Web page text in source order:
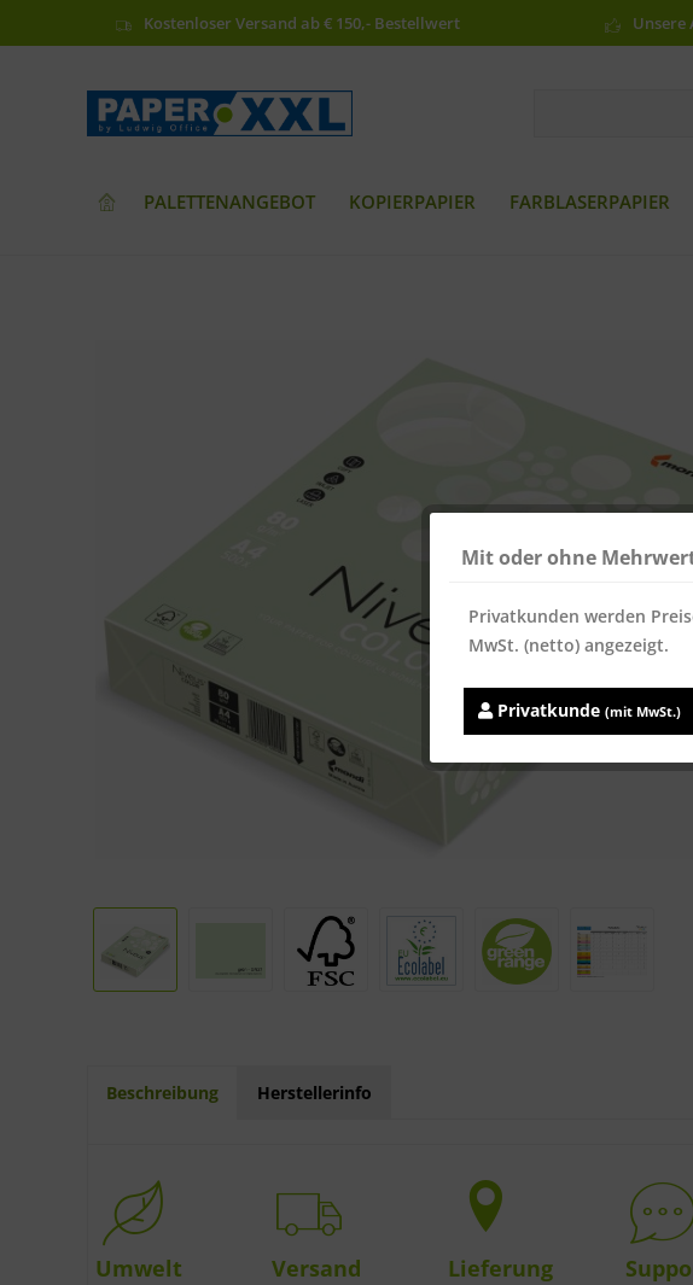
Kostenloser Versand ab € 150,- Bestellwert Unsere
PALETTENANGEBOT KOPIERPAPIER FARBLASERPAPIER
Beschreibung Herstellerinfo
Umwelt Versand Lieferung
Mit oder ohne
Privatkunden werden
MwSt. (netto) angezeigt.
Privatkunde (mit MwSt.)